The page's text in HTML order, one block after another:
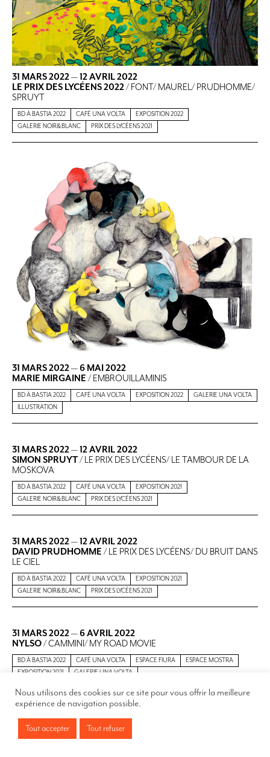
31 MARS 2022—12 AVRIL 2022
LE PRIX DES LYCÉENS 2022/ FONT/ MAUREL/ PRUDHOMME/
SPRUYT
BD À BASTIA 2022 CAFÉ UNA VOLTA
EXPOSITION 2022
GALERIE NOIR&BLANC
PRIX DES LYCÉENS 2021
31 MARS 2022—6 MAI 2022
MARIE MIRGAINE / EMBROUILLAMINIS
BD À BASTIA 2022 CAFÉ UNA VOLTA EXPOSITION 2022
GALERIE UNA VOLTA
ILLUSTRATION
31 MARS 2022—12 AVRIL 2022
SIMON SPRUYT/ LE PRIX DES LYCÉENS/ LE TAMBOUR DE LA
MOSKOVA
BD À BASTIA 2022 CAFÉ UNA VOLTA
EXPOSITION 2021
GALERIE NOIR&BLANC
PRIX DES LYCÉENS 2021
31 MARS 2022—12 AVRIL 2022
DAVID PRUDHOMME / LE PRIX DES LYCÉENS/ DU BRUIT DANS
LE CIEL
BD À BASTIA 2022 CAFÉ UNA VOLTA
EXPOSITION 2021
GALERIE NOIR&BLANC
PRIX DES LYCÉENS 2021
31 MARS 2022—6 AVRIL 2022
NYLSO/ CAMMINI/ MY ROAD MOVIE
BD À BASTIA 2022 CAFÉ UNA VOLTA ESPACE FIURA
ESPACE MOSTRA
EXPOSITION 2021
GALERIE UNA VOLTA
ULLI LUST/ CAMMINI/ TROP N'EST PAS ASSEZ
Nous utilisons des cookies sur ce site pour vous offrir la meilleure
expérience de navigation possible.
Tout accepter Tout refuser